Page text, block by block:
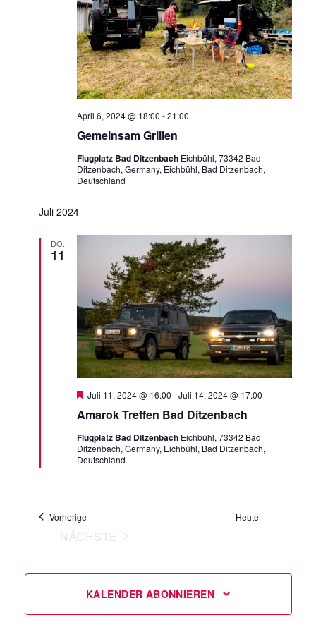
Gemeinsam Grillen
April 6, 2024 @ 18:00 -21:00
Flugplatz Bad Ditzenbach Eichbühl, 73342 Bad
Ditzenbach, Germany, Eichbühl, Bad Ditzenbach,
Deutschland
Juli 2024
DO.
11
Amarok Treffen Bad Ditzenbach
Hervorgehoben
Juli 11, 2024 @ 16:00 -Juli 14, 2024 @ 17:00
Flugplatz Bad Ditzenbach Eichbühl, 73342 Bad
Ditzenbach, Germany, Eichbühl, Bad Ditzenbach,
Deutschland
Vorherige Heute
NÄCHSTE
KALENDER ABONNIEREN